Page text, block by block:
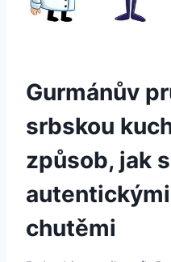
Gurmánův
srbskou
způsob, jak
chutěmi